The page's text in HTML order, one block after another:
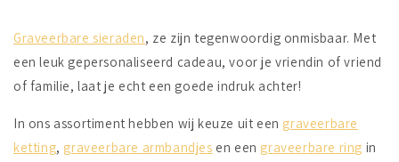
Graveerbare sieraden, ze zijn tegenwoordig onmisbaar. Met
een leuk gepersonaliseerd cadeau, voor je vriendin of vriend
of familie, laat je echt een goede indruk achter!
In ons assortiment hebben wij keuze uit een graveerbare
ketting, graveerbare armbandjes en een graveerbare ring in